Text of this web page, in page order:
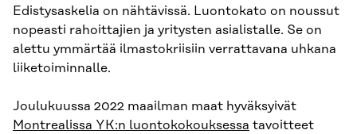
Edistysaskelia on nähtävissä. Luontokato on noussut
nopeasti rahoittajien ja yritysten asialistalle. Se on
alettu ymmärtää ilmastokriisiin verrattavana uhkana
liiketoiminnalle.
Joulukuussa 2022 maailman maat hyväksyivät
Montrealissa YK:n luontokokouksessa tavoitteet